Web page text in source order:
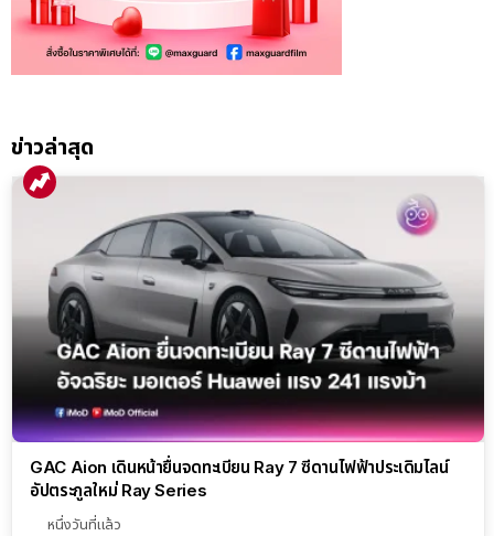
ข่าวล่าสุด
GAC Aion เดินหน้ายื่นจดทะเบียน Ray 7 ซีดานไฟฟ้าประเดิมไลน์
อัปตระกูลใหม่ Ray Series
หนึ่งวันที่แล้ว